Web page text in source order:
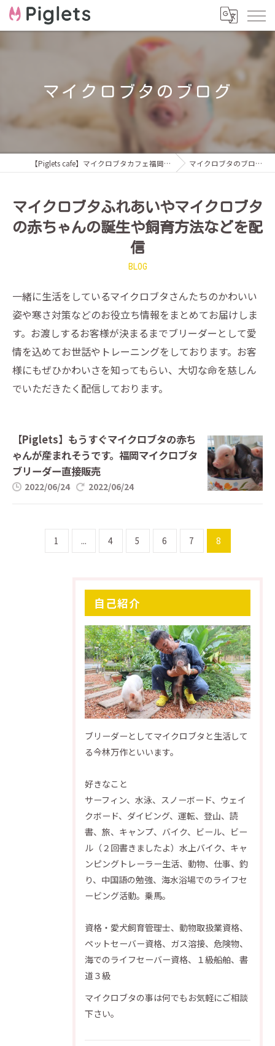
マイクロブタのブログ
【Piglets cafe】マイクロブタカフェ福岡店 マイクロブタのブログ
マイクロブタふれあいやマイクロブタ
の赤ちゃんの誕生や飼育方法などを配
信
BLOG
一緒に生活をしているマイクロブタさんたちのかわいい
姿や寒さ対策などのお役立ち情報をまとめてお届けしま
す。お渡しするお客様が決まるまでブリーダーとして愛
情を込めてお世話やトレーニングをしております。お客
様にもぜひかわいさを知ってもらい、大切な命を慈しん
でいただきたく配信しております。
【Piglets】もうすぐマイクロブタの赤ち
ゃんが産まれそうです。福岡マイクロブタ
ブリーダー直接販売
2022/06/24 2022/06/24
1 ... 4 5 6 7 8
自己紹介
ブリーダーとしてマイクロブタと生活して
る今林万作といいます。
好きなこと
サーフィン、水泳、スノーボード、ウェイ
クボード、ダイビング、運転、登山、読
書、旅、キャンプ、バイク、ビール、ビー
ル（２回書きましたよ）水上バイク、キャ
ンピングトレーラー生活、動物、仕事、釣
り、中国語の勉強、海水浴場でのライフセ
ービング活動。乗馬。
資格・愛犬飼育管理士、動物取扱業資格、
ペットセーバー資格、ガス溶接、危険物、
海でのライフセーバー資格、１級船舶、書
道３級
マイクロブタの事は何でもお気軽にご相談
下さい。